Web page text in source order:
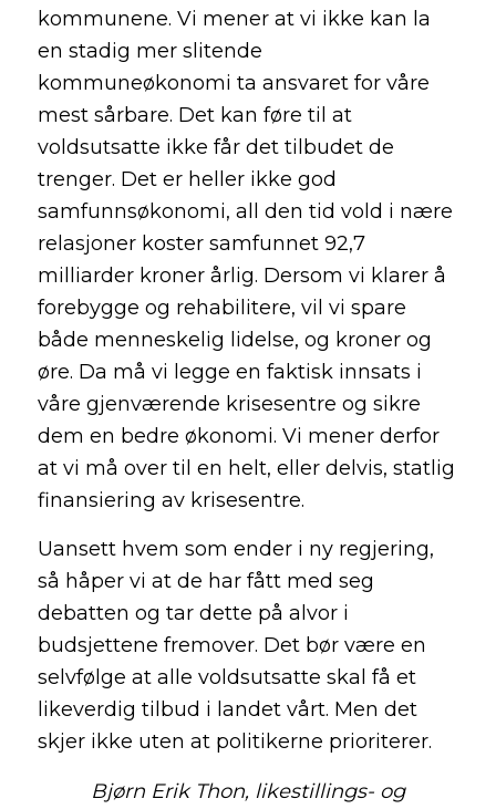
kommunene. Vi mener at vi ikke kan la
en stadig mer slitende
kommuneøkonomi ta ansvaret for våre
mest sårbare. Det kan føre til at
voldsutsatte ikke får det tilbudet de
trenger. Det er heller ikke god
samfunnsøkonomi, all den tid vold i nære
relasjoner koster samfunnet 92,7
milliarder kroner årlig. Dersom vi klarer å
forebygge og rehabilitere, vil vi spare
både menneskelig lidelse, og kroner og
øre. Da må vi legge en faktisk innsats i
våre gjenværende krisesentre og sikre
dem en bedre økonomi. Vi mener derfor
at vi må over til en helt, eller delvis, statlig
finansiering av krisesentre.
Uansett hvem som ender i ny regjering,
så håper vi at de har fått med seg
debatten og tar dette på alvor i
budsjettene fremover. Det bør være en
selvfølge at alle voldsutsatte skal få et
likeverdig tilbud i landet vårt. Men det
skjer ikke uten at politikerne prioriterer.
Bjørn Erik Thon, likestillings- og